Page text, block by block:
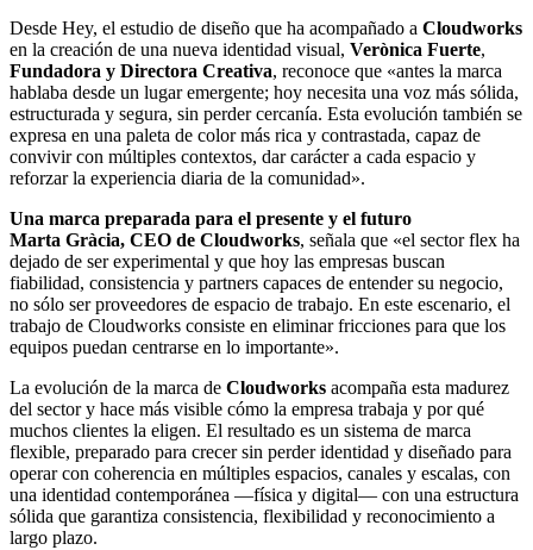
Desde Hey, el estudio de diseño que ha acompañado a Cloudworks
en la creación de una nueva identidad visual, Verònica Fuerte,
Fundadora y Directora Creativa, reconoce que «antes la marca
hablaba desde un lugar emergente; hoy necesita una voz más sólida,
estructurada y segura, sin perder cercanía. Esta evolución también se
expresa en una paleta de color más rica y contrastada, capaz de
convivir con múltiples contextos, dar carácter a cada espacio y
reforzar la experiencia diaria de la comunidad».
Una marca preparada para el presente y el futuro
Marta Gràcia, CEO de Cloudworks, señala que «el sector flex ha
dejado de ser experimental y que hoy las empresas buscan
fiabilidad, consistencia y partners capaces de entender su negocio,
no sólo ser proveedores de espacio de trabajo. En este escenario, el
trabajo de Cloudworks consiste en eliminar fricciones para que los
equipos puedan centrarse en lo importante».
La evolución de la marca de Cloudworks acompaña esta madurez
del sector y hace más visible cómo la empresa trabaja y por qué
muchos clientes la eligen. El resultado es un sistema de marca
flexible, preparado para crecer sin perder identidad y diseñado para
operar con coherencia en múltiples espacios, canales y escalas, con
una identidad contemporánea —física y digital— con una estructura
sólida que garantiza consistencia, flexibilidad y reconocimiento a
largo plazo.